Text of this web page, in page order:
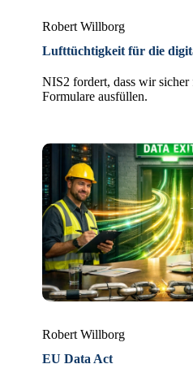
Robert Willborg
Lufttüchtigkeit für die
NIS2 fordert, dass wir
Formulare ausfüllen.
Robert Willborg
EU Data Act